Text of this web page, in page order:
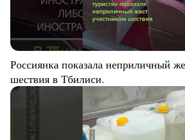
Россиянка показала неприличный
шествия в Тбилиси.